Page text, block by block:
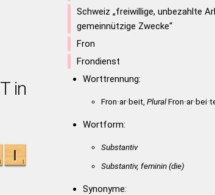
in
Schweiz „freiwillige, unbezahlte
gemeinnützige Zwecke“
Fron
Frondienst
Worttrennung:
Fron·ar·beit, Plural
Wortform:
Substantiv
Substantiv, feminin(die)
Synonyme: